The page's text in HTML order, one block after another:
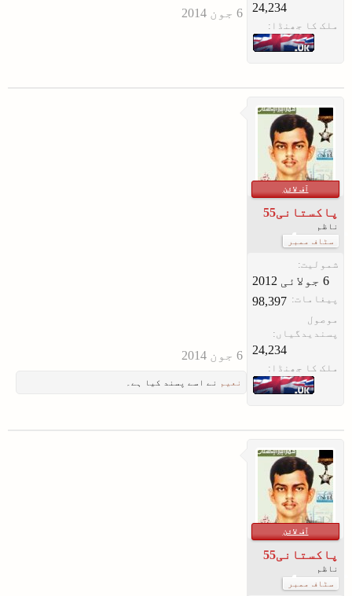
24,234
ملک کا جھنڈا:
آف لائن
پاکستانی55
ناظم
سٹاف ممبر
شمولیت:
پیغامات: 98,397
موصول
پسندیدگیاں:
24,234
ملک کا جھنڈا:
نعیم نے اسے پسند کیا ہے۔
آف لائن
پاکستانی55
ناظم
سٹاف ممبر